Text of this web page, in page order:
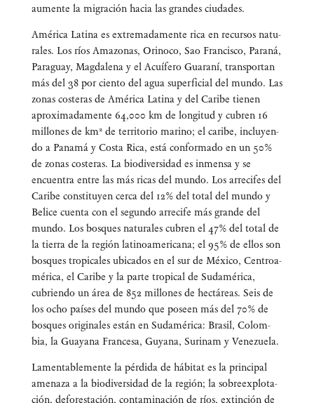
aumen­te la migra­ción hacia las gran­des ciudades.
Amé­ri­ca Lati­na es extre­ma­da­men­te rica en recur­sos natu­
ra­les. Los ríos Ama­zo­nas, Ori­no­co, Sao Fran­cis­co, Para­ná,
Para­guay, Mag­da­le­na y el Acuí­fe­ro Gua­ra­ní, trans­por­tan
más del 38 por cien­to del agua super­fi­cial del mun­do. Las
zonas cos­te­ras de Amé­ri­ca Lati­na y del Cari­be tie­nen
apro­xi­ma­da­men­te 64,000 km de lon­gi­tud y cubren 16
millo­nes de km² de terri­to­rio marino; el cari­be, inclu­yen­
do a Pana­má y Cos­ta Rica, está con­for­ma­do en un 50%
de zonas cos­te­ras. La bio­di­ver­si­dad es inmen­sa y se
encuen­tra entre las más ricas del mun­do. Los arre­ci­fes del
Cari­be cons­ti­tu­yen cer­ca del 12% del total del mun­do y
Beli­ce cuen­ta con el segun­do arre­ci­fe más gran­de del
mun­do. Los bos­ques natu­ra­les cubren el 47% del total de
la tie­rra de la región lati­no­ame­ri­ca­na; el 95% de ellos son
bos­ques tro­pi­ca­les ubi­ca­dos en el sur de Méxi­co, Cen­troa­
mé­ri­ca, el Cari­be y la par­te tro­pi­cal de Suda­mé­ri­ca,
cubrien­do un área de 852 millo­nes de hec­tá­reas. Seis de
los ocho paí­ses del mun­do que poseen más del 70% de
bos­ques ori­gi­na­les están en Suda­mé­ri­ca: Bra­sil, Colom­
bia, la Gua­ya­na Fran­ce­sa, Guya­na, Suri­nam y Venezuela.
Lamen­ta­ble­men­te la pér­di­da de hábi­tat es la prin­ci­pal
ame­na­za a la bio­di­ver­si­dad de la región; la sobre­ex­plo­ta­
ción, defo­res­ta­ción, con­ta­mi­na­ción de ríos, extin­ción de